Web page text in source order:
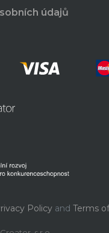
údajů
Policyand Terms